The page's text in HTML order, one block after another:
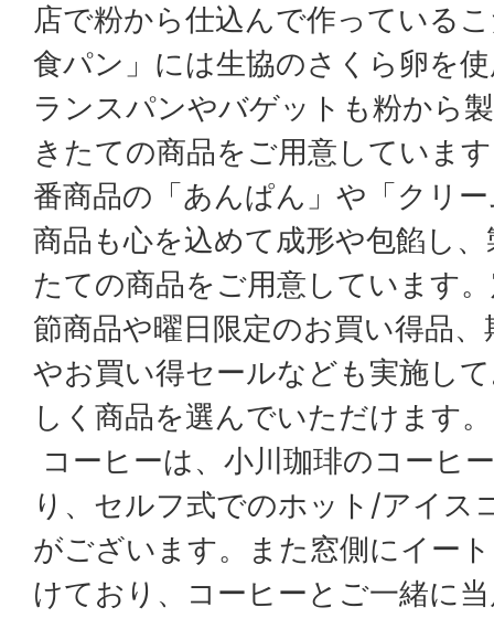
店で粉から仕込んで作っている
食パン」には生協のさくら卵を
ランスパンやバゲットも粉から
きたての商品をご用意していま
番商品の「あんぱん」や「クリ
商品も心を込めて成形や包餡し
たての商品をご用意しています
節商品や曜日限定のお買い得品
やお買い得セールなども実施し
しく商品を選んでいただけます。
コーヒーは、小川珈琲のコーヒ
り、セルフ式でのホット/アイス
がございます。また窓側にイー
けており、コーヒーとご一緒に